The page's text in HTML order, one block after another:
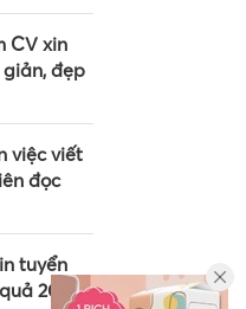
CV xin
đẹp
việc viết
đọc
tuyển
2024